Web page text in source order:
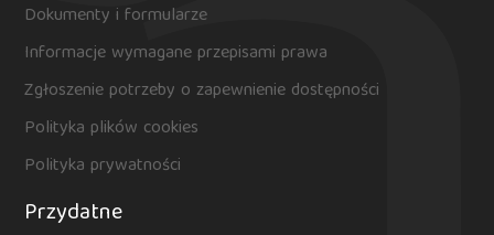
Dokumenty i formularze
Informacje wymagane przepisami prawa
Zgłoszenie potrzeby o zapewnienie dostępności
Polityka plików cookies
Polityka prywatności
Przydatne